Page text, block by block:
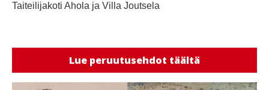
Taiteilijakoti Ahola ja Villa Joutsela
Lue peruutusehdot täältä